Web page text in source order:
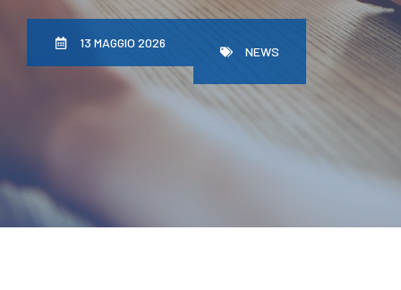
13 MAGGIO 2026
NEWS